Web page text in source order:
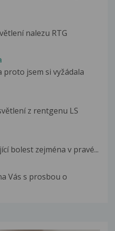
nalezu RTG
proto jsem si vyžádala
z rentgenu LS
bolest zejména v pravé...
Vás s prosbou o